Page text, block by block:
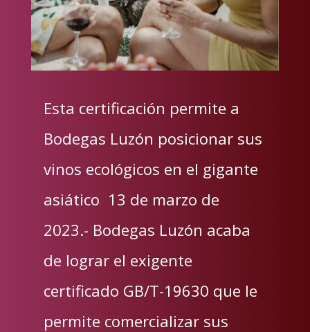
Esta certificación permite a
Bodegas Luzón posicionar sus
vinos ecológicos en el gigante
asiático 13 de marzo de
2023.- Bodegas Luzón acaba
de lograr el exigente
certificado GB/T-19630 que le
permite comercializar sus